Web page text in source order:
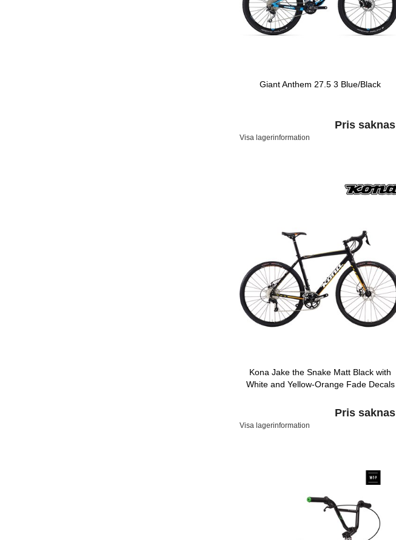
Giant Anthem 27.5 3 Blue/Black
Pris saknas
Visa lagerinformation
Kona Jake the Snake Matt Black with
White and Yellow-Orange Fade Decals
Pris saknas
Visa lagerinformation